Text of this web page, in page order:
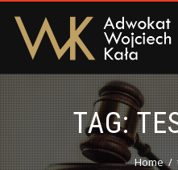
TAG:
Home